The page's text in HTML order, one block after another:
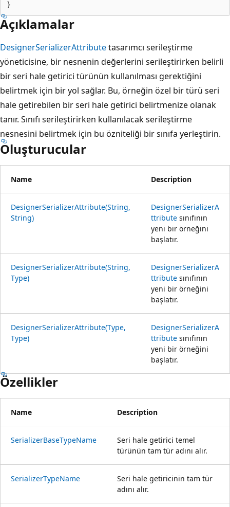
Açıklamalar
DesignerSerializerAttributetasarımcı serileştirme
yöneticisine, bir nesnenin değerlerini serileştirirken belirli
bir seri hale getirici türünün kullanılması gerektiğini
belirtmek için bir yol sağlar. Bu, örneğin özel bir türü seri
hale getirebilen bir seri hale getirici belirtmenize olanak
tanır. Sınıfı serileştirirken kullanılacak serileştirme
nesnesini belirtmek için bu özniteliği bir sınıfa yerleştirin.
Oluşturucular
Name Description
DesignerSerializerAttribute(String,
String)
DesignerSerializerA
ttribute sınıfının
yeni bir örneğini
başlatır.
DesignerSerializerAttribute(String,
Type)
DesignerSerializerA
ttribute sınıfının
yeni bir örneğini
başlatır.
DesignerSerializerAttribute(Type,
Type)
DesignerSerializerA
ttribute sınıfının
yeni bir örneğini
başlatır.
Özellikler
Name Description
SerializerBaseTypeName
Seri hale getirici temel
türünün tam tür adını alır.
SerializerTypeName
Seri hale getiricinin tam tür
adını alır.